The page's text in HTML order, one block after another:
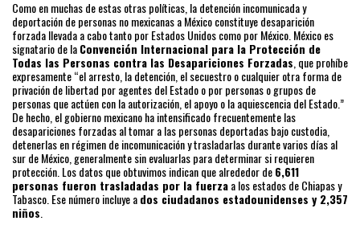
Como en muchas de estas otras políticas, la detención incomunicada y
deportación de personas no mexicanas a México constituye desaparición
forzada llevada a cabo tanto por Estados Unidos como por México. México es
signatario de laConvención Internacional para la Protección de
Todas las Personas contra las Desapariciones Forzadas, que prohíbe
expresamente “el arresto, la detención, el secuestro o cualquier otra forma de
privación de libertad por agentes del Estado o por personas o grupos de
personas que actúen con la autorización, el apoyo o la aquiescencia del Estado.”
De hecho, el gobierno mexicano ha intensificado frecuentemente las
desapariciones forzadas al tomar a las personas deportadas bajo custodia,
detenerlas en régimen de incomunicación y trasladarlas durante varios días al
sur de México, generalmente sin evaluarlas para determinar si requieren
protección. Los datos que obtuvimos indican que alrededor de6,611
personas fueron trasladadas por la fuerzaa los estados de Chiapas y
Tabasco. Ese número incluye ados ciudadanos estadounidenses y 2,357
niños.